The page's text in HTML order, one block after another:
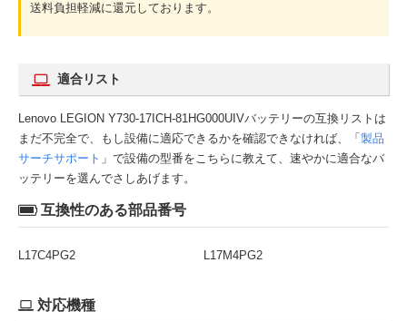
送料負担軽減に還元しております。
適合リスト
Lenovo LEGION Y730-17ICH-81HG000UIVバッテリーの互換リストは
まだ不完全で、もし設備に適応できるかを確認できなければ、「 製品
サーチサポート 」で設備の型番をこちらに教えて、速やかに適合なバ
ッテリーを選んでさしあげます。
互換性のある部品番号
L17C4PG2 L17M4PG2
対応機種